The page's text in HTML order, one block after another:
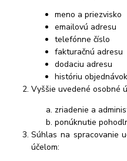
meno a priezvisko
emailovú adresu
telefónne číslo
fakturačnú adresu
dodaciu adresu
históriu objednávok
Vyššie uvedené osobné
zriadenie a
ponúknutie
Súhlas na spracovanie
účelom: